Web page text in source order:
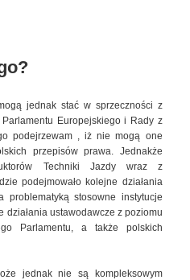
jednak stać w sprzeczności z
Europejskiego i Rady z
podejrzewam , iż nie mogą one
przepisów prawa. Jednakże
Techniki Jazdy wraz z
podejmowało kolejne działania
problematyką stosowne instytucje
ustawodawcze z poziomu
Parlamentu, a także polskich
jednak nie są kompleksowym